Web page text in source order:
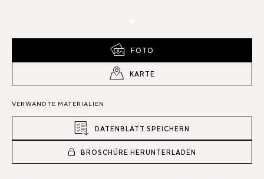
FOTO
KARTE
VERWANDTE MATERIALIEN
DATENBLATT SPEICHERN
BROSCHÜRE HERUNTERLADEN